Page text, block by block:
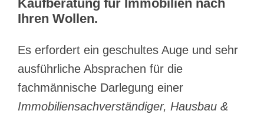
Kaufberatung für Immobilien nach
Ihren Wollen.
Es erfordert ein geschultes Auge und sehr
ausführliche Absprachen für die
fachmännische Darlegung einer
Immobiliensachverständiger, Hausbau &